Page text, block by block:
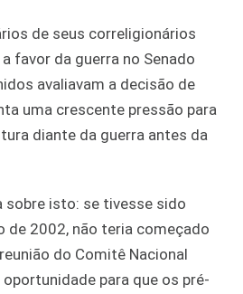
de seus correligionários
favor da guerra no Senado
avaliavam a decisão de
uma crescente pressão para
diante da guerra antes da
sobre isto: se tivesse sido
de 2002, não teria começado
do Comitê Nacional
para que os pré-